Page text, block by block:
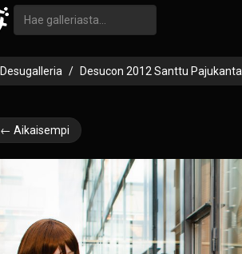
Desugalleria Desucon 2012 Santtu Pajukanta
← Aikaisempi